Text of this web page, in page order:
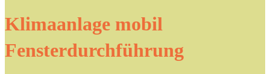
Klimaanlage mobil
Fensterdurchführung